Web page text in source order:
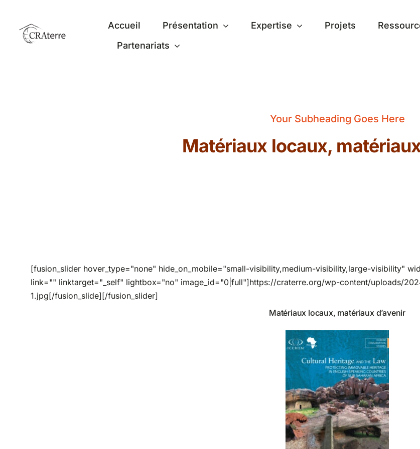
contenu
Accueil Présentation Expertise Projets
Partenariats
Your Subheading Goes Here
Matériaux locaux,
[fusion_slider hover_type="none" hide_on_mobile="small-visibility,medium-visibility,large-visibility"
link="" linktarget="_self" lightbox="no" image_id="0|full"]https://craterre.org/wp-content/uploads/
1.jpg[/fusion_slide][/fusion_slider]
Matériaux locaux, matériaux d’avenir